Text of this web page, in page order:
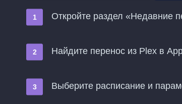
Откройте раздел «Недавние
Найдите перенос из Plex в
Выберите расписание и